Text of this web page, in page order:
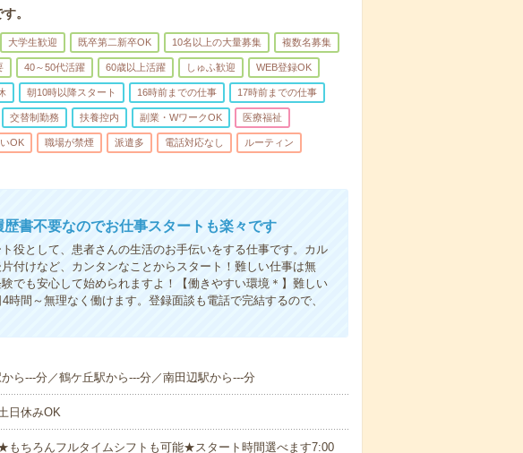
。
大学生歓迎 既卒第二新卒OK 10名以上の大量募集 複数名募集
40～50代活躍 60歳以上活躍 しゅふ歓迎 WEB登録OK
朝10時以降スタート 16時前までの仕事 17時前までの仕事
交替制勤務 扶養控内 副業・WワークOK 医療福祉
OK 職場が禁煙 派遣多 電話対応なし ルーティン
書不要なのでお仕事スタートも楽々です
役として、患者さんの生活のお手伝いをする仕事です。カル
付けなど、カンタンなことからスタート！難しい仕事は無
でも安心して始められますよ！【働きやすい環境＊】難しい
間～無理なく働けます。登録面談も電話で完結するので、
ら---分／鶴ケ丘駅から---分／南田辺駅から---分
日休みOK
ちろんフルタイムシフトも可能★スタート時間選べます7:00